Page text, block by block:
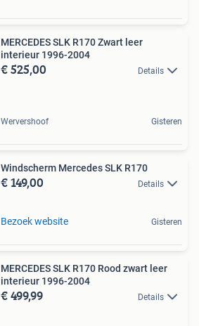
MERCEDES SLK R170 Zwart leer
interieur 1996-2004
€ 525,00 Details
Wervershoof Gisteren
Windscherm Mercedes SLK R170
€ 149,00 Details
Bezoek website Gisteren
MERCEDES SLK R170 Rood zwart leer
interieur 1996-2004
€ 499,99 Details